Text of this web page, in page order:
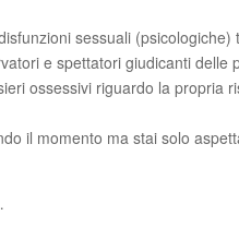
sessuali (psicologiche)
e spettatori giudicanti
ossessivi riguardo la propria
il momento ma stai solo